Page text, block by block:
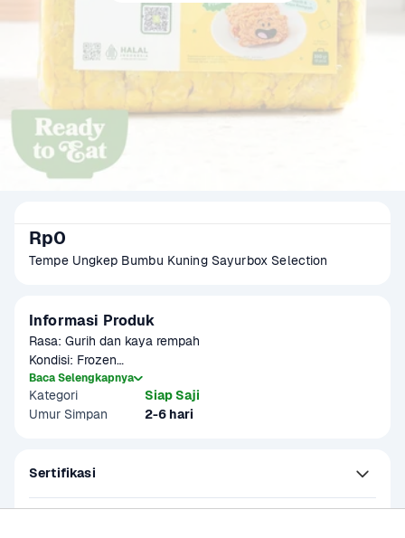
Rp0
Tempe Ungkep Bumbu Kuning Sayurbox Selection
Informasi Produk
Rasa: Gurih dan kaya rempah
Kondisi: Frozen
Gramasi: 350 gram
Potongan: 9 pcs
ini diolah dengan bumbu kuning yang terdiri dari kunyit,
lainnya.
Baca Selengkapnya
Kategori
Siap Saji
Umur Simpan
2-6 hari
Sertifikasi